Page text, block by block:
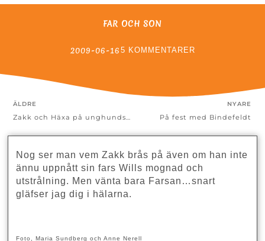
FAR OCH SON
2009-06-16 5 KOMMENTARER
ÄLDRE
Zakk och Häxa på unghundsderby i Västerås
NYARE
På fest med Bindefeldt
Nog ser man vem Zakk brås på även om han inte
ännu uppnått sin fars Wills mognad och
utstrålning. Men vänta bara Farsan…snart
gläfser jag dig i hälarna.
Foto, Maria Sundberg och Anne Nerell